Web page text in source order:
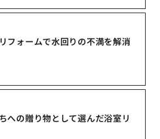
フォームで水回りの不満を解消
への贈り物として選んだ浴室リ